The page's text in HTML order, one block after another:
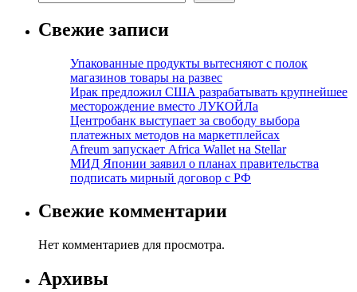
Свежие записи
Упакованные продукты вытесняют с полок
магазинов товары на развес
Ирак предложил США разрабатывать крупнейшее
месторождение вместо ЛУКОЙЛа
Центробанк выступает за свободу выбора
платежных методов на маркетплейсах
Afreum запускает Africa Wallet на Stellar
МИД Японии заявил о планах правительства
подписать мирный договор с РФ
Свежие комментарии
Нет комментариев для просмотра.
Архивы